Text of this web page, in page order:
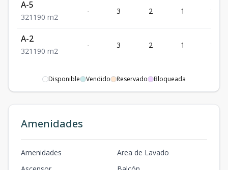
A-5
321 190 m2
- 3 2 1 190
A-2
321 190 m2
- 3 2 1 190
Disponible Vendido Reservado Bloqueada
Amenidades
Amenidades
Area de Lavado